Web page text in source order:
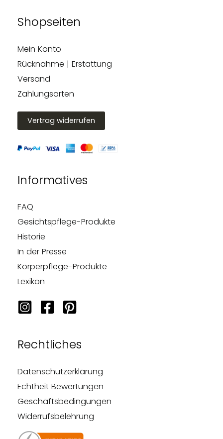
Shopseiten
Mein Konto
Rücknahme | Erstattung
Versand
Zahlungsarten
Vertrag widerrufen
Informatives
FAQ
Gesichtspflege-Produkte
Historie
In der Presse
Körperpflege-Produkte
Lexikon
Rechtliches
Datenschutzerklärung
Echtheit Bewertungen
Geschäftsbedingungen
Widerrufsbelehrung